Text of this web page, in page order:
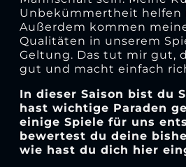
Unbekümmertheit helfen
Außerdem kommen
Qualitäten in unserem
Geltung. Das tut mir gut,
gut und macht einfach
In dieser Saison bist du
hast wichtige Paraden
einige Spiele für uns
bewertest du deine
wie hast du dich hier